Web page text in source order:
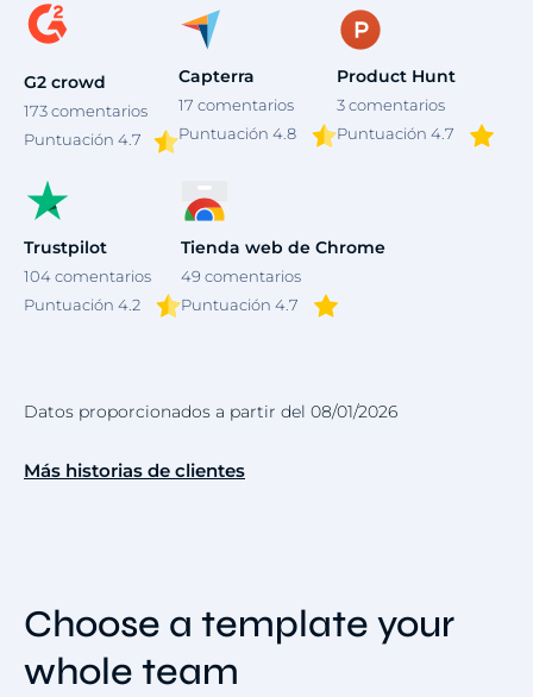
G2 crowd
173comentarios
Puntuación 4.7
Capterra
17 comentarios
Puntuación 4.8
Product Hunt
3comentarios
Puntuación 4.7
Trustpilot
104comentarios
Puntuación 4.2
Tienda web de Chrome
49 comentarios
Puntuación 4.7
Datos proporcionados a partir del 08/01/2026
Más historias de clientes
Choose a template your
whole team